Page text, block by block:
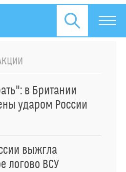
НА УКРАИНЕ
в Британии
ударом России
выжгла
логово ВСУ